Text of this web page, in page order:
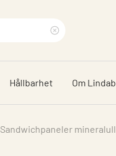
sökfras
Hållbarhet Om Lindab
Sandwichpaneler mineralull